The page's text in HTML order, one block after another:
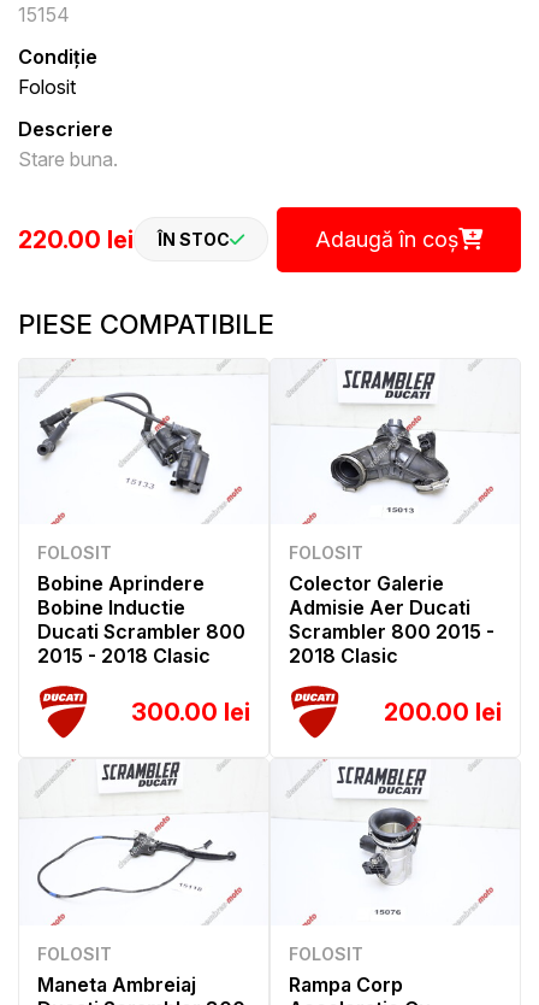
15154
Condiție
Folosit
Descriere
Stare buna.
220.00 lei ÎN STOC Adaugă în coș
PIESE COMPATIBILE
FOLOSIT
Bobine Aprindere
Bobine Inductie
Ducati Scrambler 800
2015 - 2018 Clasic
300.00 lei
FOLOSIT
Colector Galerie
Admisie Aer Ducati
Scrambler 800 2015 -
2018 Clasic
200.00 lei
FOLOSIT
Maneta Ambreiaj
FOLOSIT
Rampa Corp